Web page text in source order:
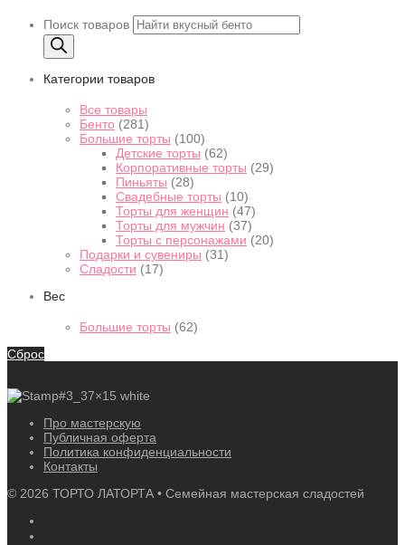
Поиск товаров
Категории товаров
Все товары
Бенто (281)
Большие торты (100)
Детские торты (62)
Корпоративные торты (29)
Пиньяты (28)
Свадебные торты (10)
Торты для женщин (47)
Торты для мужчин (37)
Торты с персонажами (20)
Подарки и сувениры (31)
Сладости (17)
Вес
Большие торты (62)
Сброс
Про мастерскую
Публичная оферта
Политика конфиденциальности
Контакты
© 2026 ТОРТО ЛАТОРТА • Семейная мастерская сладостей